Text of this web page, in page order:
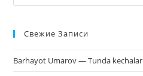
Свежие Записи
Barhayot Umarov — Tunda kechalar